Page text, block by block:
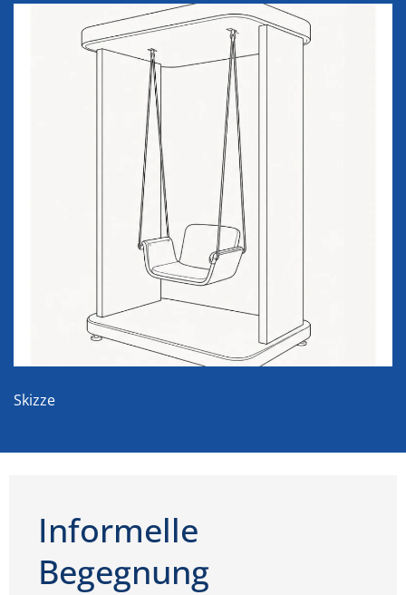
Skizze
Informelle
Begegnung